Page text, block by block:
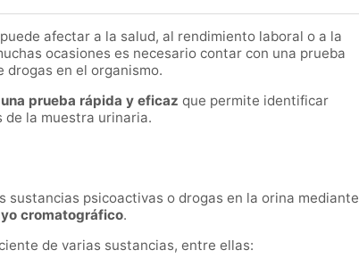
puede afectar a la salud, al rendimiento laboral o a la
ocasiones es necesario contar con una prueba
en el organismo.
una prueba rápida y eficaz que permite identificar
la muestra urinaria.
psicoactivas o drogas en la orina mediante
cromatográfico.
de varias sustancias, entre ellas: